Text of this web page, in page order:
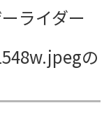
ライダー
の